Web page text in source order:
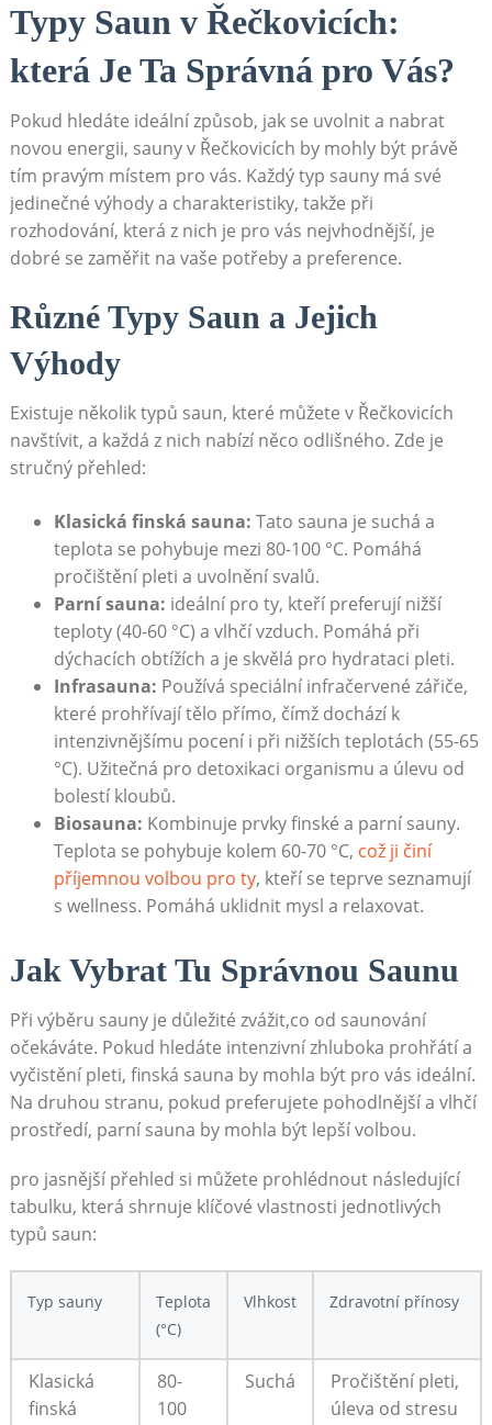
Typy Saun v Řečkovicích:
která Je Ta Správná pro Vás?
Pokud hledáte ideální způsob, jak se uvolnit a nabrat
novou energii, sauny v Řečkovicích by mohly být právě
tím pravým místem pro vás. Každý typ sauny má své
jedinečné výhody a charakteristiky, takže při
rozhodování, která z nich je pro vás nejvhodnější, je
dobré se zaměřit na vaše potřeby a preference.
Různé Typy Saun a Jejich
Výhody
Existuje několik typů saun, které můžete v Řečkovicích
navštívit, a každá z nich nabízí něco odlišného. Zde je
stručný přehled:
Klasická finská sauna: Tato sauna je suchá a
teplota se pohybuje mezi 80-100 °C. Pomáhá
pročištění pleti a uvolnění svalů.
Parní sauna: ideální pro ty, kteří preferují nižší
teploty (40-60 °C) a vlhčí vzduch. Pomáhá při
dýchacích obtížích a je skvělá pro hydrataci pleti.
Infrasauna: Používá speciální infračervené zářiče,
které prohřívají tělo přímo, čímž dochází k
intenzivnějšímu pocení i při nižších teplotách (55-65
°C). Užitečná pro detoxikaci organismu a úlevu od
bolestí kloubů.
Biosauna: Kombinuje prvky finské a parní sauny.
Teplota se pohybuje kolem 60-70 °C, což ji činí
příjemnou volbou pro ty, kteří se teprve seznamují
s wellness. Pomáhá uklidnit mysl a relaxovat.
Jak Vybrat Tu Správnou Saunu
Při výběru sauny je důležité zvážit,co od saunování
očekáváte. Pokud hledáte intenzivní zhluboka prohřátí a
vyčistění pleti, finská sauna by mohla být pro vás ideální.
Na druhou stranu, pokud preferujete pohodlnější a vlhčí
prostředí, parní sauna by mohla být lepší volbou.
pro jasnější přehled si můžete prohlédnout následující
tabulku, která shrnuje klíčové vlastnosti jednotlivých
typů saun:
Typ sauny
Teplota
(°C)
Vlhkost Zdravotní přínosy
Klasická
finská
80-
100
Suchá
Pročištění pleti,
úleva od stresu